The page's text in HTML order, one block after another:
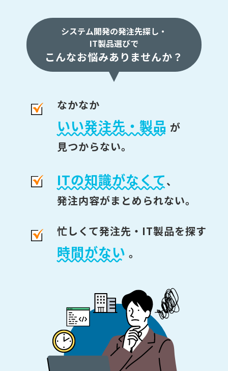
システム開発の発注先探し・
IT製品選びで
こんなお悩みありませんか？
なかなか
いい発注先・製品 が
見つからない。
ITの知識がなくて、
発注内容がまとめられない。
忙しくて発注先・IT製品を探す
時間がない 。